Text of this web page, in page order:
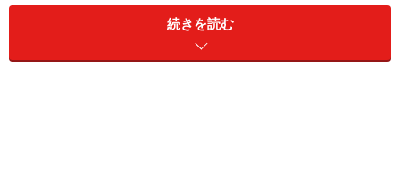
今回お話しを伺った、ケアンズ在住の岡倉由紀子さん
続きを読む